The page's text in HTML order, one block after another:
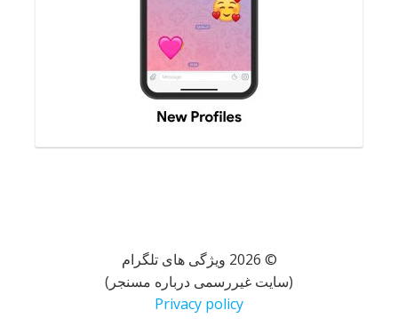
© 2026 ویژگی های تلگرام
(سایت غیررسمی درباره مسنجر)
Privacy policy